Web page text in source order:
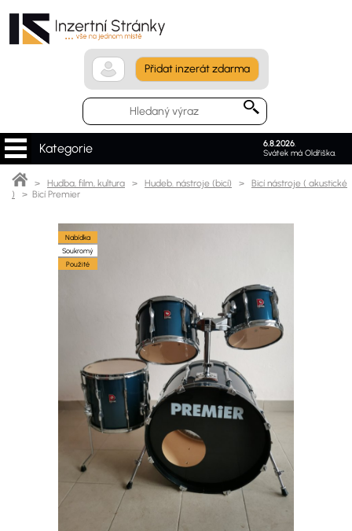
Přidat inzerát zdarma
6.8.2026.
Svátek má Oldřiška.
Kategorie
> Hudba, film, kultura > Hudeb. nástroje (bicí) > Bicí nástroje ( akustické
) > Bicí Premier
Nabídka
Soukromý
Použité